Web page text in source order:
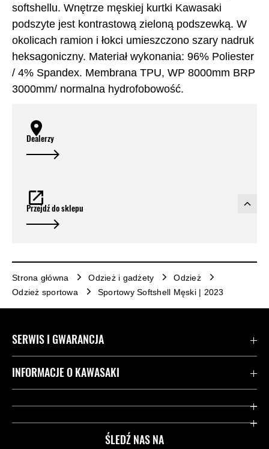
softshellu. Wnętrze męskiej kurtki Kawasaki
podszyte jest kontrastową zieloną podszewką. W
okolicach ramion i łokci umieszczono szary nadruk
heksagoniczny. Materiał wykonania: 96% Poliester
/ 4% Spandex. Membrana TPU, WP 8000mm BRP
3000mm/ normalna hydrofobowość.
Dealerzy
Przejdź do sklepu
Strona główna Odzież i gadżety
Odzież
Odzież sportowa
Sportowy Softshell Męski | 2023
ŚLEDŹ NAS NA
SERWIS I GWARANCJA
Kontakt
Przydatne strony
INFORMACJE O KAWASAKI
Dziedzictwo Kawasaki